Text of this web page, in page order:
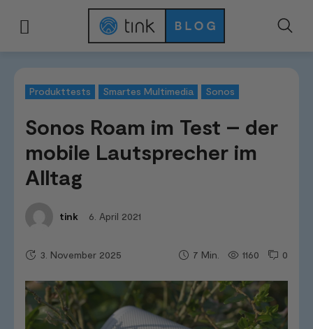
Produkttests Smartes Multimedia Sonos
Sonos Roam im Test – der
mobile Lautsprecher im
Alltag
tink 6. April 2021
0
1160
7 Min.
3. November 2025